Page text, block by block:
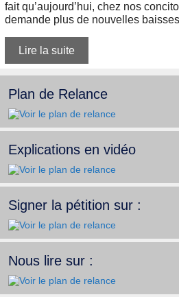
fait qu’aujourd’hui, chez nos
demande plus de nouvelles
Lire la suite
Plan de Relance
Explications en vidéo
Signer la pétition sur :
Nous lire sur :